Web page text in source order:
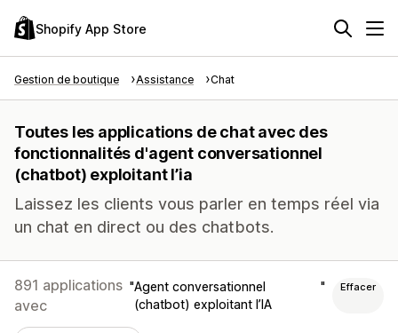
Shopify App Store
Gestion de boutique Assistance Chat
Toutes les applications de chat avec des
fonctionnalités d'agent conversationnel
(chatbot) exploitant l’ia
Laissez les clients vous parler en temps réel via
un chat en direct ou des chatbots.
891 applications
avec
Agent conversationnel
(chatbot) exploitant l’IA
Effacer